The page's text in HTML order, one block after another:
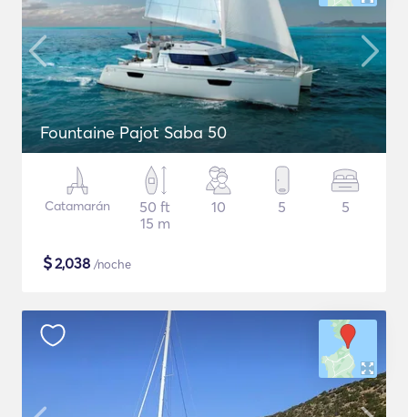
Fountaine Pajot Saba 50
Catamarán
50 ft
15 m
10 5 5
$2,038 /noche